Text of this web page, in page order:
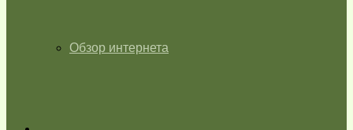
Обзор интернета